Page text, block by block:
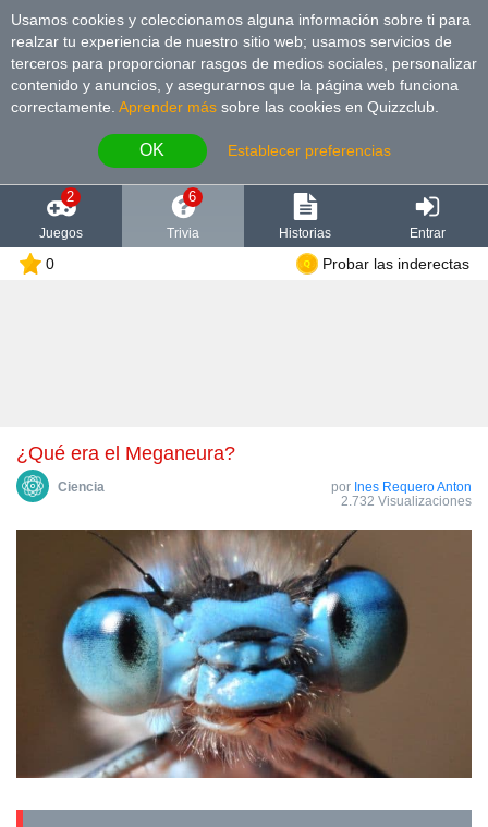
Usamos cookies y coleccionamos alguna información sobre ti para
realzar tu experiencia de nuestro sitio web; usamos servicios de
terceros para proporcionar rasgos de medios sociales, personalizar
contenido y anuncios, y asegurarnos que la página web funciona
correctamente. Aprender más sobre las cookies en Quizzclub.
OK Establecer preferencias
2
Juegos
6
Trivia Historias Entrar
0 Probar las inderectas
¿Qué era el Meganeura?
Сiencia por Ines Requero Anton
2.732 Visualizaciones